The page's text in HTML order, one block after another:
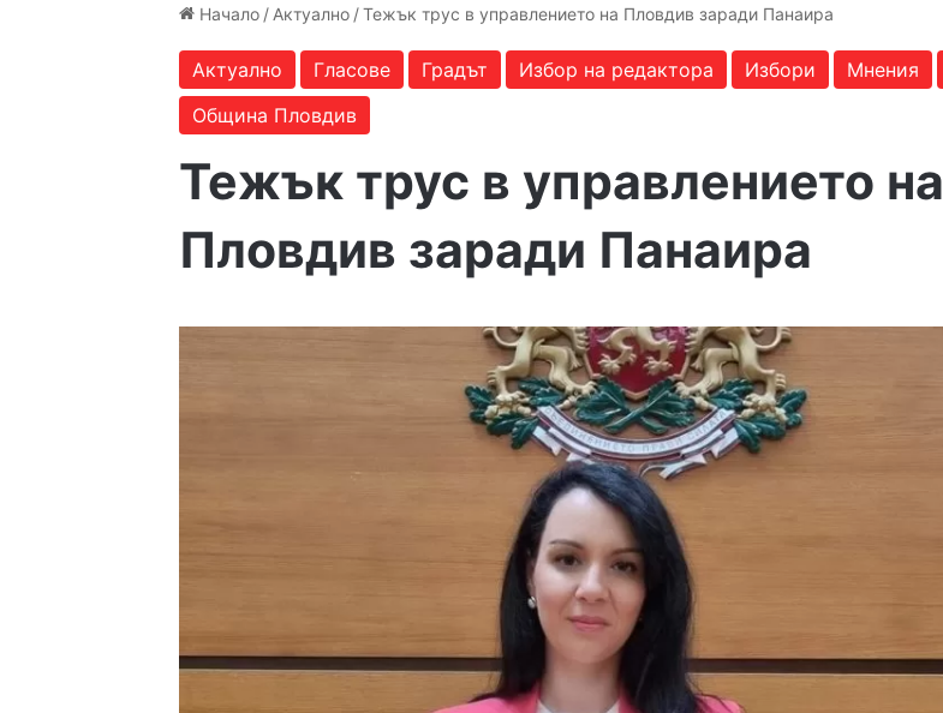
Начало / Актуално / Тежък трус в управлението на Пловдив заради Панаира
Актуално Гласове Градът Избор на редактора Избори Мнения
Община Пловдив
Тежък трус в управлението на
Пловдив заради Панаира